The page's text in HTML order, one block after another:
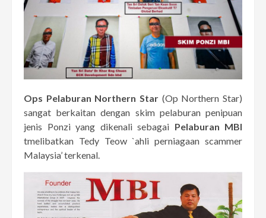
Ops Pelaburan Northern Star (Op Northern Star)
sangat berkaitan dengan skim pelaburan penipuan
jenis Ponzi yang dikenali sebagai Pelaburan MBI
tmelibatkan Tedy Teow `ahli perniagaan scammer
Malaysia’ terkenal.